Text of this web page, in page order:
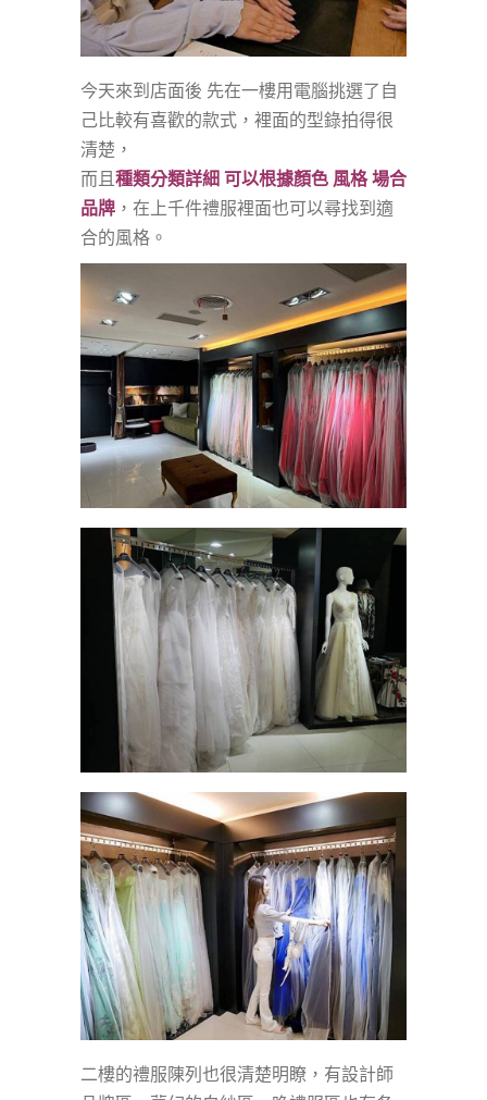
今天來到店面後 先在一樓用電腦挑選了自
己比較有喜歡的款式，裡面的型錄拍得很
清楚，
而且 種類分類詳細 可以根據顏色 風格 場合
品牌 ，在上千件禮服裡面也可以尋找到適
合的風格。
二樓的禮服陳列也很清楚明瞭，有設計師